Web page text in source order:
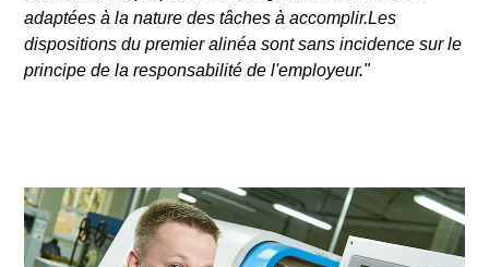
adaptées à la nature des tâches à accomplir.Les
dispositions du premier alinéa sont sans incidence sur le
principe de la responsabilité de l'employeur."